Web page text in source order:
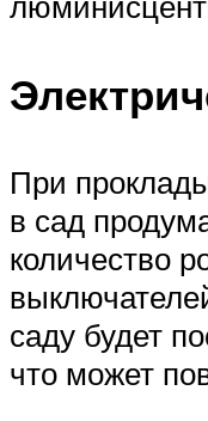
При
в сад
количество
саду будет
что может